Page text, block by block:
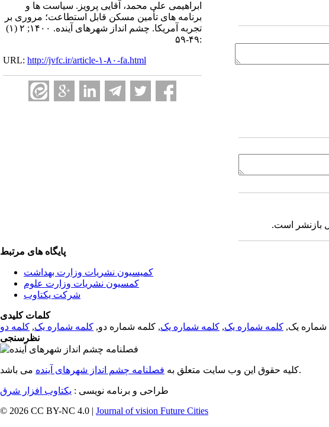
ابراهیمی علی محمد، آقایی پرویز. سیاست ها و
برنامه های تأمین مسکن قابل استطاعت؛ مروری بر
تجربه آمریکا. چشم انداز شهرهای آینده. ۱۴۰۰; ۲ (۱)
:۴۹-۵۹
URL: http://jvfc.ir/article-۱-۸۰-fa.html
بازنشر است.
پایگاه های مرتبط
کمیسیون نشریات وزارت بهداشت
کمسیون نشریات وزارت علوم
شرکت یکتاوب
کلمات کلیدی
شماره یک, کلمه شماره یک, کلمه شماره یک, کلمه شماره دو, کلمه شماره یک, کلمه دو
نظرسنجی
کلیه حقوق این وب سایت متعلق به فصلنامه چشم انداز شهرهای آینده می باشد.
طراحی و برنامه نویسی : یکتاوب افزار شرق
© 2026 CC BY-NC 4.0 | Journal of vision Future Cities